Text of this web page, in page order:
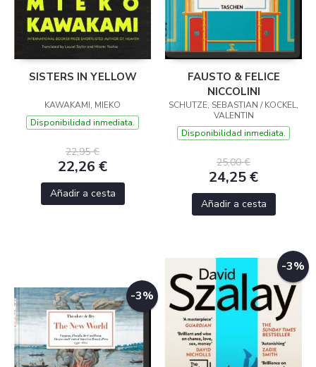
SISTERS IN YELLOW
KAWAKAMI, MIEKO
Disponibilidad inmediata.
22,95 €
22,26 €
Añadir a cesta
FAUSTO & FELICE
NICCOLINI
SCHUTZE, SEBASTIAN / KOCKEL,
VALENTIN
Disponibilidad inmediata.
25,00 €
24,25 €
Añadir a cesta
-3%
-3%